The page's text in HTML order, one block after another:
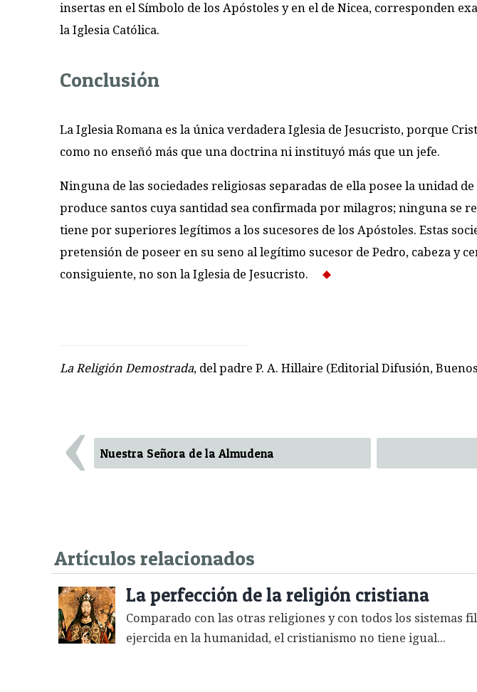
insertas en el Símbolo de los Apóstoles y en el de Nicea, corresponden
la Iglesia Católica.
Conclusión
La Iglesia Romana es la única verdadera Iglesia de Jesucristo, porque
como no enseñó más que una doctrina ni instituyó más que un jefe.
Ninguna de las sociedades religiosas separadas de ella posee la unidad
produce santos cuya santidad sea confirmada por milagros; ninguna se
tiene por superiores legítimos a los sucesores de los Apóstoles. Estas
pretensión de poseer en su seno al legítimo sucesor de Pedro, cabeza y
consiguiente, no son la Iglesia de Jesucristo.
La Religión Demostrada, del padre P. A. Hillaire (Editorial Difusión,
‹ Nuestra Señora de la Almudena
Artículos relacionados
La perfección de la religión cristiana
Comparado con las otras religiones y con todos los sistemas
ejercida en la humanidad, el cristianismo no tiene igual...